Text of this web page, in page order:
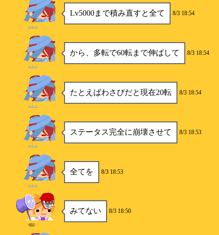
Lv5000まで積み直すと全て 8/3 18:54
ゆきの
から、多転で60転まで伸ばして 8/3 18:54
ゆきの
たとえばわさびだと現在20転 8/3 18:54
ゆきの
ステータス完全に崩壊させて 8/3 18:53
ゆきの
全てを 8/3 18:53
ゆきの
みてない 8/3 18:50
p890